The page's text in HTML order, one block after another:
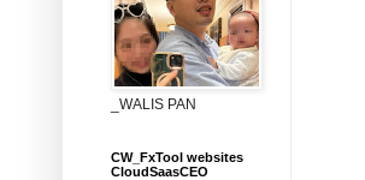
_WALIS PAN
CW_FxTool websites
CloudSaasCEO